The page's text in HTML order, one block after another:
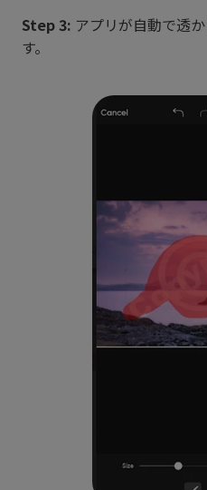
Step 3: アプリが自動で透
す。